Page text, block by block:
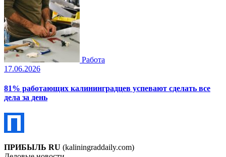
Работа
17.06.2026
81% работающих калининградцев успевают сделать все
дела за день
ПРИБЫЛЬ RU (kaliningraddaily.com)